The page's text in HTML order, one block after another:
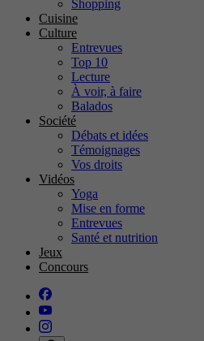
Shopping
Cuisine
Culture
Entrevues
Top 10
Lecture
À voir, à faire
Balados
Société
Débats et idées
Témoignages
Vos droits
Vidéos
Yoga
Mise en forme
Entrevues
Santé et nutrition
Jeux
Concours